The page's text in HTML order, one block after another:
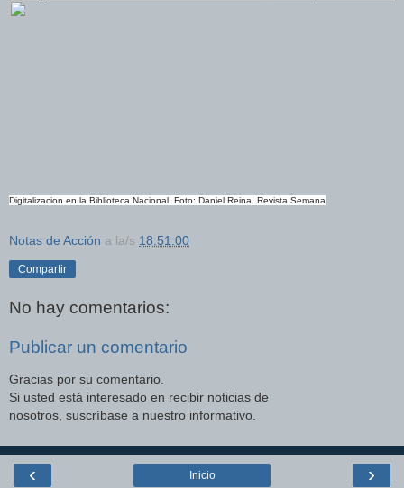
Digitalizacion en la Biblioteca Nacional. Foto: Daniel Reina. Revista Semana
Notas de Acción a la/s 18:51:00
Compartir
No hay comentarios:
Publicar un comentario
Gracias por su comentario.
Si usted está interesado en recibir noticias de
nosotros, suscríbase a nuestro informativo.
‹ ›
Inicio